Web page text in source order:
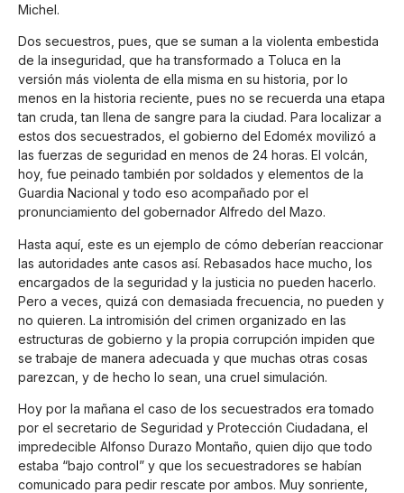
Michel.
Dos secuestros, pues, que se suman a la violenta embestida
de la inseguridad, que ha transformado a Toluca en la
versión más violenta de ella misma en su historia, por lo
menos en la historia reciente, pues no se recuerda una etapa
tan cruda, tan llena de sangre para la ciudad. Para localizar a
estos dos secuestrados, el gobierno del Edoméx movilizó a
las fuerzas de seguridad en menos de 24 horas. El volcán,
hoy, fue peinado también por soldados y elementos de la
Guardia Nacional y todo eso acompañado por el
pronunciamiento del gobernador Alfredo del Mazo.
Hasta aquí, este es un ejemplo de cómo deberían reaccionar
las autoridades ante casos así. Rebasados hace mucho, los
encargados de la seguridad y la justicia no pueden hacerlo.
Pero a veces, quizá con demasiada frecuencia, no pueden y
no quieren. La intromisión del crimen organizado en las
estructuras de gobierno y la propia corrupción impiden que
se trabaje de manera adecuada y que muchas otras cosas
parezcan, y de hecho lo sean, una cruel simulación.
Hoy por la mañana el caso de los secuestrados era tomado
por el secretario de Seguridad y Protección Ciudadana, el
impredecible Alfonso Durazo Montaño, quien dijo que todo
estaba “bajo control” y que los secuestradores se habían
comunicado para pedir rescate por ambos. Muy sonriente,